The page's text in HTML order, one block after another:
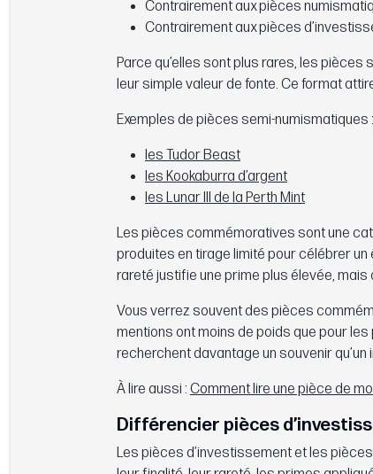
Contrairement aux pièces
Contrairement aux pièces
Parce qu’elles sont plus rares, les
leur simple valeur de fonte. Ce format
Exemples de pièces semi-numismatiques :
les Tudor Beast
les Kookaburra d’argent
les Lunar III de la Perth Mint
Les pièces commémoratives sont une
produites en tirage limité pour célébrer
rareté justifie une prime plus élevée,
Vous verrez souvent des pièces
mentions ont moins de poids que pour
recherchent davantage un souvenir
À lire aussi : Comment lire une pièce de
Différencier pièces
Les pièces d’investissement et les